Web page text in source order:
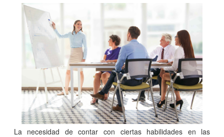
La necesidad de contar con ciertas habilidades en las